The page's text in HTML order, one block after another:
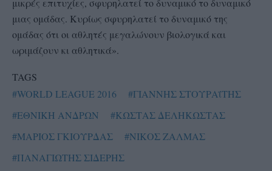
μικρές επιτυχίες, σφυρηλατεί το δυναμικό το δυναμικό
μιας ομάδας. Κυρίως σφυρηλατεί το δυναμικό της
ομάδας ότι οι αθλητές μεγαλώνουν βιολογικά και
ωριμάζουν κι αθλητικά».
TAGS
#WORLD LEAGUE 2016
#ΓΙΑΝΝΗΣ ΣΤΟΥΡΑΐΤΗΣ
#ΕΘΝΙΚΗ ΑΝΔΡΩΝ
#ΚΩΣΤΑΣ ΔΕΛΗΚΩΣΤΑΣ
#ΜΑΡΙΟΣ ΓΚΙΟΥΡΔΑΣ
#ΝΙΚΟΣ ΖΑΛΜΑΣ
#ΠΑΝΑΓΙΩΤΗΣ ΣΙΔΕΡΗΣ